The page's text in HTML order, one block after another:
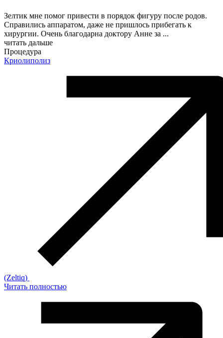
Зелтик мне помог привести в порядок фигуру после родов.
Справились аппаратом, даже не пришлось прибегать к
хирургии. Очень благодарна доктору Анне за ...
читать дальше
Процедура
Криолиполиз
(Zeltiq)
Читать полностью